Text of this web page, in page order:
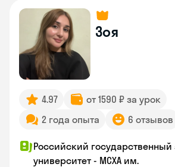
Зоя
4.97
от 1590 ₽ за урок
2 года опыта
6 отзывов
Российский
университет - МСХА им.